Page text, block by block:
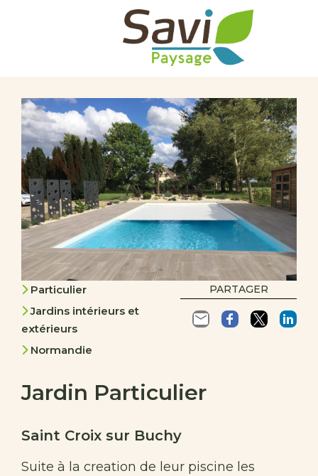
PARTAGER
Particulier
Jardins intérieurs et
extérieurs
Normandie
Jardin Particulier
Saint Croix sur Buchy
Suite à la creation de leur piscine les